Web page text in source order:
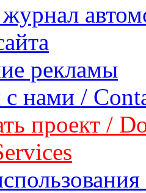
рекламы
с нами /
проект /